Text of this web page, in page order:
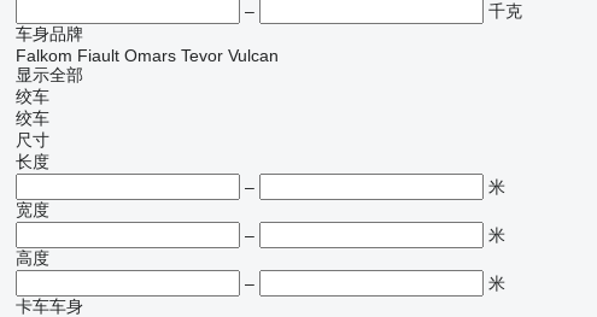
–
千克
车身品牌
Falkom Fiault Omars Tevor Vulcan
显示全部
绞车
绞车
尺寸
长度
–
米
宽度
–
米
高度
–
米
卡车车身